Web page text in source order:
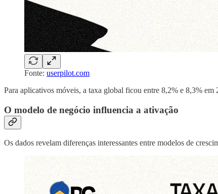
Fonte: userpilot.com
Para aplicativos móveis, a taxa global ficou entre 8,2% e 8,3%
O modelo de negócio influencia a ativação
Os dados revelam diferenças interessantes entre modelos de